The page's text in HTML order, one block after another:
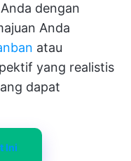
dengan
Anda
atau
yang realistis
dapat
Ini